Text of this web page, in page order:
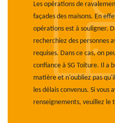
Les opérations de
façades des maisons. En
opérations est à souligner.
recherchiez des personnes
requises. Dans ce cas, on
confiance à SG Toiture. Il a
matière et n'oubliez pas
les délais convenus. Si vous
renseignements, veuillez